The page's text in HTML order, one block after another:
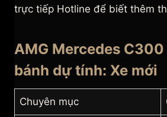
trực tiếp Hotline để biết thêm
AMG Mercedes
bánh dự tính: Xe mới
Chuyên mục